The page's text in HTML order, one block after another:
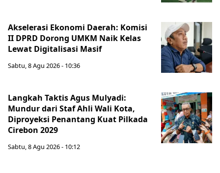
Akselerasi Ekonomi Daerah: Komisi
II DPRD Dorong UMKM Naik Kelas
Lewat Digitalisasi Masif
Sabtu, 8 Agu 2026 - 10:36
Langkah Taktis Agus Mulyadi:
Mundur dari Staf Ahli Wali Kota,
Diproyeksi Penantang Kuat Pilkada
Cirebon 2029
Sabtu, 8 Agu 2026 - 10:12